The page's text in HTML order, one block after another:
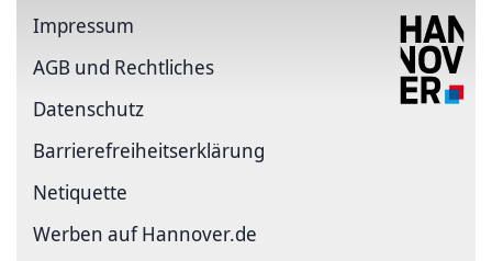
Impressum
AGB und Rechtliches
Datenschutz
Barriere­freiheits­erklärung
Netiquette
Werben auf Hannover.de